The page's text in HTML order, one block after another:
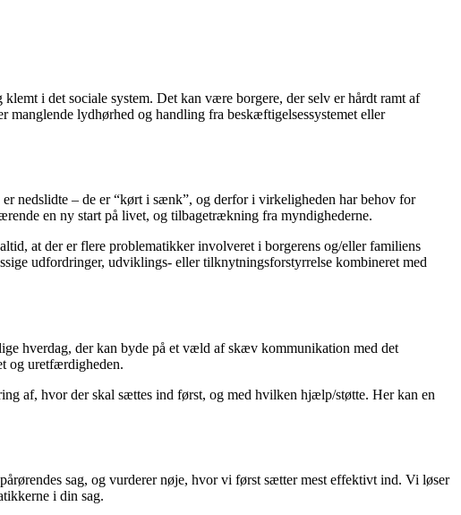
i det sociale system. Det kan være borgere, der selv er hårdt ramt af
lydhørhed og handling fra beskæftigelsessystemet eller
nedslidte – de er “kørt i sænk”, og derfor i virkeligheden har behov for
en ny start på livet, og tilbagetrækning fra myndighederne.
at der er flere problematikker involveret i borgerens og/eller familiens
udfordringer, udviklings- eller tilknytningsforstyrrelse kombineret med
hverdag, der kan byde på et væld af skæv kommunikation med det
og uretfærdigheden.
af, hvor der skal sættes ind først, og med hvilken hjælp/støtte. Her kan en
sag, og vurderer nøje, hvor vi først sætter mest effektivt ind. Vi løser
i din sag.